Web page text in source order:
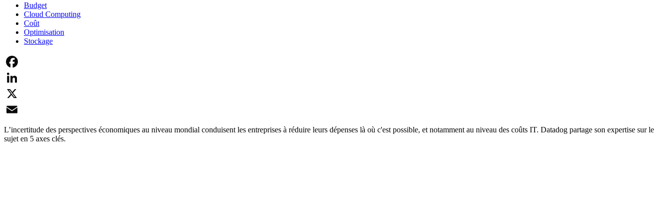
Budget
Cloud Computing
Coût
Optimisation
Stockage
Facebook
LinkedIn
X
Email
L’incertitude des perspectives économiques au niveau mondial conduisent les entreprises à réduire leurs dépenses là où c'est possible, et notamment au niveau des coûts IT. Datadog partage son expertise sur le
sujet en 5 axes clés.